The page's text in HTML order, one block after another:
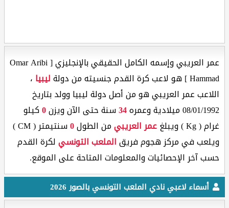
عمر العريبي وإسمه الكامل الحقيقي بالإنجليزي [ Omar Aribi
Hammad ] هو لاعب كرة القدم جنسيته من دولة
ليبيا ،
اللاعب عمر العريبي هو من أصل دولة ليبيا وولد بتاريخ
08/01/1992 ميلادية وعمره
34سنة حتى الآن ويزن0كيلو
غرام ( Kg ) ويبلغ
عمر العريبيمن الطول0
سنتيمتر ( CM )
ويلعب في مركز هجوم فريقالملعب التونسيلكرة القدم
حسب آخر الإحصائيات والمعلومات المتاحة على الموقع.
أسماء لاعبي نادي الملعب التونسي بالصور 2026